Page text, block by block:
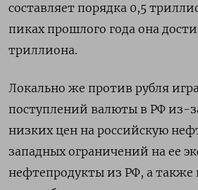
составляет порядка 0,5
пиках прошлого года она
триллиона.
Локально же против рубля
поступлений валюты в РФ из-
низких цен на российскую
западных ограничений на ее
нефтепродукты из РФ, а также